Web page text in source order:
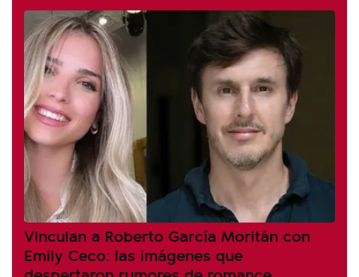
Vinculan a Roberto García Moritán con
Emily Ceco: las imágenes que